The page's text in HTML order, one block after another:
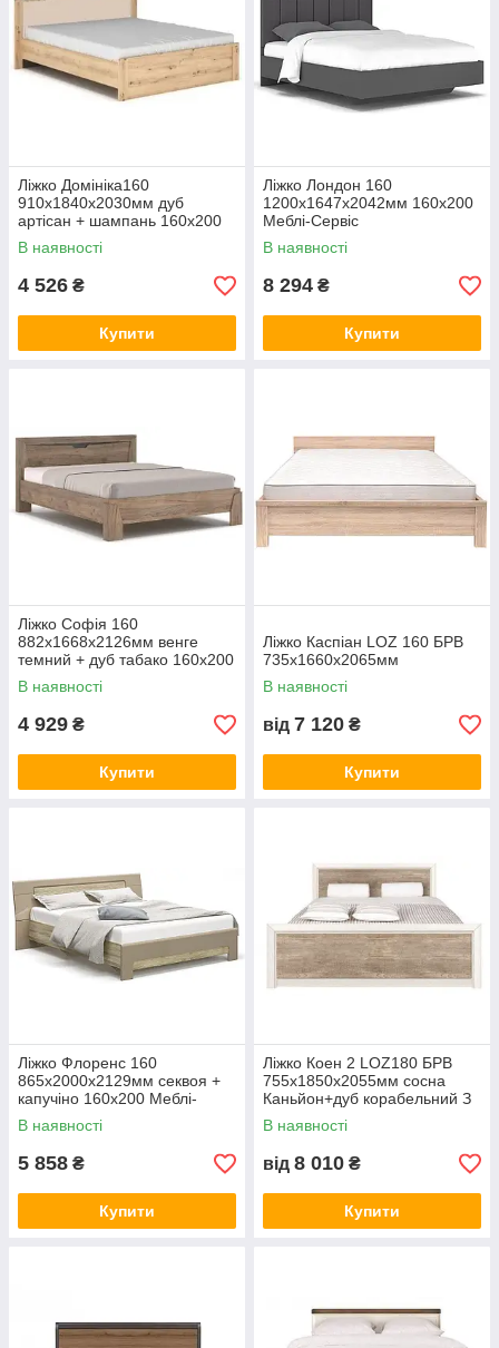
Ліжко Домініка160
910х1840х2030мм дуб
артісан + шампань 160х200
Меблі-Сервіс
В наявності
4 526 ₴
Купити
Ліжко Лондон 160
1200х1647х2042мм 160х200
Меблі-Сервіс
В наявності
8 294 ₴
Купити
Ліжко Софія 160
882х1668х2126мм венге
темний + дуб табако 160х200
Меблі-Сервіс
В наявності
4 929 ₴
Купити
Ліжко Каспіан LOZ 160 БРВ
735х1660х2065мм
В наявності
від 7 120 ₴
Купити
Ліжко Флоренс 160
865х2000х2129мм секвоя +
капучіно 160х200 Меблі-
Сервіс
В наявності
5 858 ₴
Купити
Ліжко Коен 2 LOZ180 БРВ
755х1850х2055мм сосна
Каньйон+дуб корабельний З
каркасом Без каркаса, 18
В наявності
від 8 010 ₴
Купити